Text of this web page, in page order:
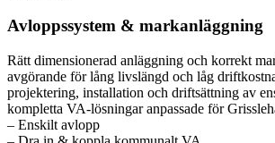
Avloppssystem & markanläggning
Rätt dimensionerad anläggning och korrekt
avgörande för lång livslängd och låg
projektering, installation och driftsättning av
kompletta VA-lösningar anpassade för
– Enskilt avlopp